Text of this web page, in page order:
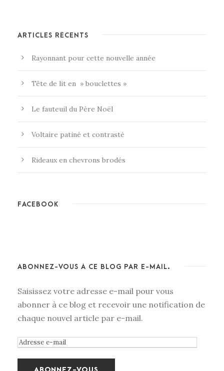
ARTICLES RÉCENTS
Rayonnant pour cette nouvelle année
Tête de lit en » bouclettes »
Le fauteuil du Père Noël
Voltaire patiné et contrasté
Rideaux en chevrons brodés
FACEBOOK
ABONNEZ-VOUS À CE BLOG PAR E-MAIL.
Saisissez votre adresse e-mail pour vous
abonner à ce blog et recevoir une notification de
chaque nouvel article par e-mail.
A